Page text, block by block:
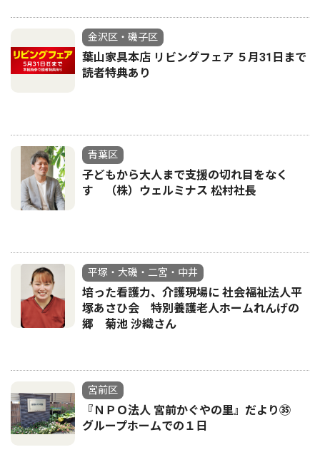
金沢区・磯子区
葉山家具本店 リビングフェア ５月31日まで
読者特典あり
青葉区
子どもから大人まで支援の切れ目をなく
す （株）ウェルミナス 松村社長
平塚・大磯・二宮・中井
培った看護力、介護現場に 社会福祉法人平
塚あさひ会 特別養護老人ホームれんげの
郷 菊池 沙織さん
宮前区
『ＮＰＯ法人 宮前かぐやの里』だより㉟
グループホームでの１日